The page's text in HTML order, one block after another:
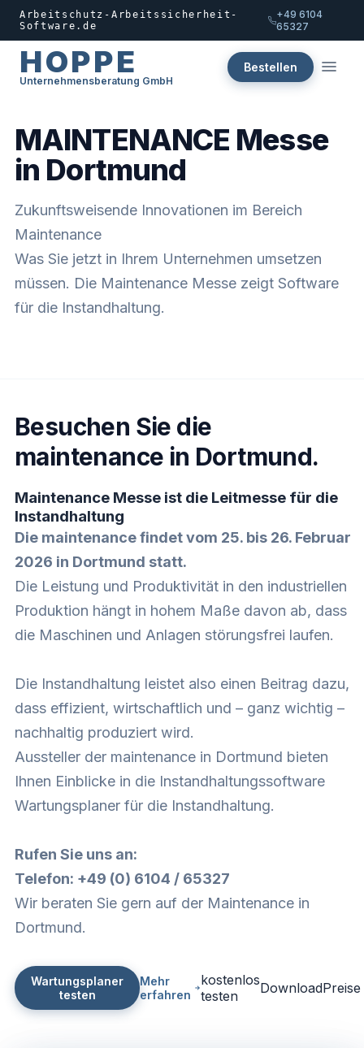
Arbeitschutz-Arbeitssicherheit-
Software.de
+49 6104
65327
HOPPE
Unternehmensberatung GmbH
Bestellen
MAINTENANCE Messe
in Dortmund
Zukunftsweisende Innovationen im Bereich
Maintenance
Was Sie jetzt in Ihrem Unternehmen umsetzen
müssen. Die Maintenance Messe zeigt Software
für die Instandhaltung.
Besuchen Sie die
maintenance in Dortmund.
Maintenance Messe ist die Leitmesse für die
Instandhaltung
Die maintenance findet vom 25. bis 26. Februar
2026 in Dortmund statt.
Die Leistung und Produktivität in den industriellen
Produktion hängt in hohem Maße davon ab, dass
die Maschinen und Anlagen störungsfrei laufen.
Die Instandhaltung leistet also einen Beitrag dazu,
dass effizient, wirtschaftlich und – ganz wichtig –
nachhaltig produziert wird.
Aussteller der maintenance in Dortmund bieten
Ihnen Einblicke in die Instandhaltungssoftware
Wartungsplaner für die Instandhaltung.
Rufen Sie uns an:
Telefon: +49 (0) 6104 / 65327
Wir beraten Sie gern auf der Maintenance in
Dortmund.
Wartungsplaner
testen
Mehr
erfahren
kostenlos
testen
DownloadPreise